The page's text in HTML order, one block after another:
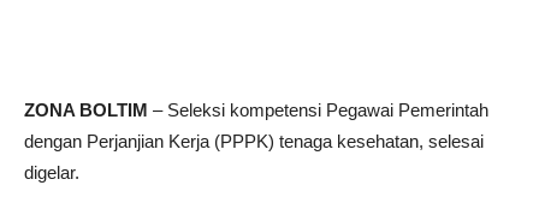
ZONA BOLTIM – Seleksi kompetensi Pegawai Pemerintah
dengan Perjanjian Kerja (PPPK) tenaga kesehatan, selesai
digelar.